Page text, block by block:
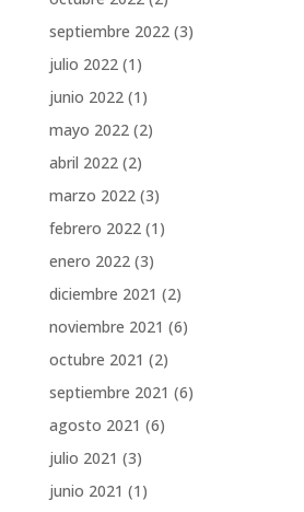
septiembre 2022(3)
julio 2022(1)
junio 2022(1)
mayo 2022(2)
abril 2022(2)
marzo 2022(3)
febrero 2022(1)
enero 2022(3)
diciembre 2021 (2)
noviembre 2021 (6)
octubre 2021 (2)
septiembre 2021 (6)
agosto 2021 (6)
julio 2021 (3)
junio 2021 (1)